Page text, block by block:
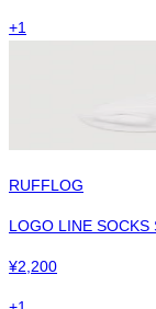
+1
RUFFLOG
LOGO LINE SOCKS
¥2,200